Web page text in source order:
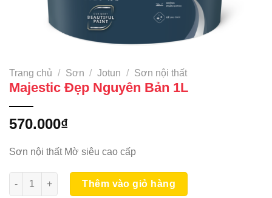
Trang chủ / Sơn / Jotun / Sơn nội thất
Majestic Đẹp Nguyên Bản 1L
570.000₫
Sơn nội thất Mờ siêu cao cấp
Majestic Đẹp Nguyên Bản 1L số lượng
Thêm vào giỏ hàng